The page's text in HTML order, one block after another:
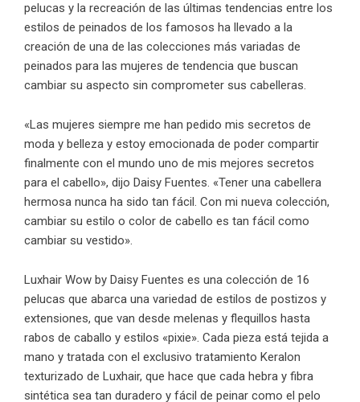
pelucas y la recreación de las últimas tendencias entre los
estilos de peinados de los famosos ha llevado a la
creación de una de las colecciones más variadas de
peinados para las mujeres de tendencia que buscan
cambiar su aspecto sin comprometer sus cabelleras.
«Las mujeres siempre me han pedido mis secretos de
moda y belleza y estoy emocionada de poder compartir
finalmente con el mundo uno de mis mejores secretos
para el cabello», dijo Daisy Fuentes. «Tener una cabellera
hermosa nunca ha sido tan fácil. Con mi nueva colección,
cambiar su estilo o color de cabello es tan fácil como
cambiar su vestido».
Luxhair Wow by Daisy Fuentes es una colección de 16
pelucas que abarca una variedad de estilos de postizos y
extensiones, que van desde melenas y flequillos hasta
rabos de caballo y estilos «pixie». Cada pieza está tejida a
mano y tratada con el exclusivo tratamiento Keralon
texturizado de Luxhair, que hace que cada hebra y fibra
sintética sea tan duradero y fácil de peinar como el pelo